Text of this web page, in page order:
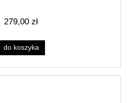
279,00 zł
do koszyka